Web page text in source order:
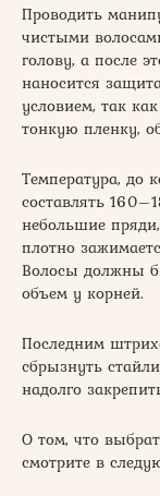
Проводить
чистыми
голову, а после
наносится
условием, так
тонкую пленку,
Температура, до
составлять
небольшие
плотно
Волосы должны
объем у корней.
Последним
сбрызнуть
надолго
О том, что
смотрите в